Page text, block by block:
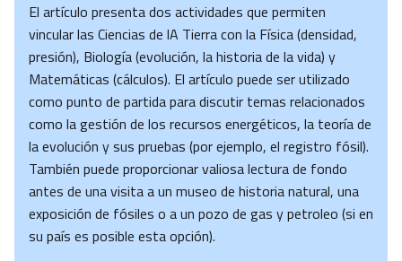
El artículo presenta dos actividades que permiten
vincular las Ciencias de lA Tierra con la Física (densidad,
presión), Biología (evolución, la historia de la vida) y
Matemáticas (cálculos). El artículo puede ser utilizado
como punto de partida para discutir temas relacionados
como la gestión de los recursos energéticos, la teoría de
la evolución y sus pruebas (por ejemplo, el registro fósil).
También puede proporcionar valiosa lectura de fondo
antes de una visita a un museo de historia natural, una
exposición de fósiles o a un pozo de gas y petroleo (si en
su país es posible esta opción).